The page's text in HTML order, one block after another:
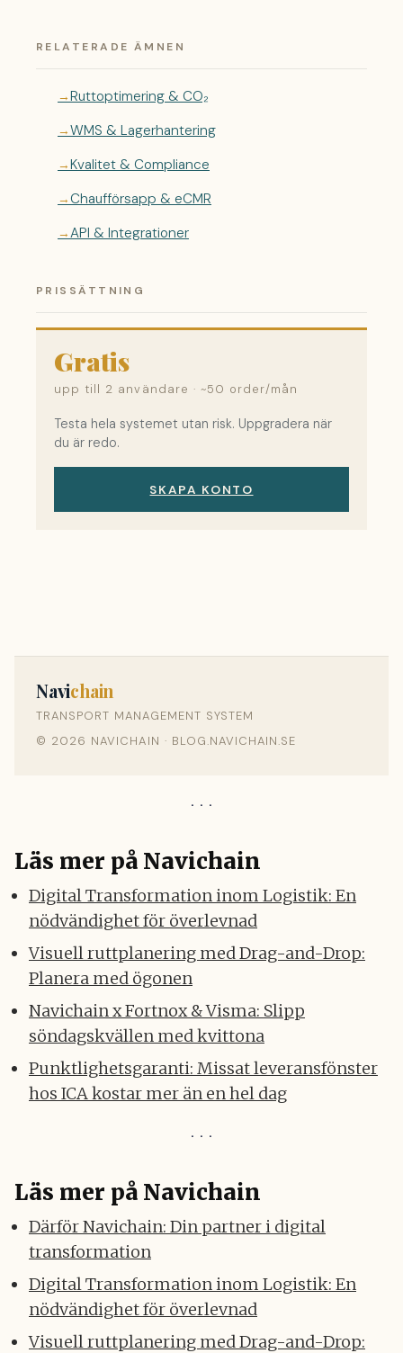
RELATERADE ÄMNEN
Ruttoptimering & CO₂
WMS & Lagerhantering
Kvalitet & Compliance
Chaufförsapp & eCMR
API & Integrationer
PRISSÄTTNING
Gratis
upp till 2 användare · ~50 order/mån
Testa hela systemet utan risk. Uppgradera när
du är redo.
SKAPA KONTO
Navichain
TRANSPORT MANAGEMENT SYSTEM
© 2026 NAVICHAIN · BLOG.NAVICHAIN.SE
Läs mer på Navichain
Digital Transformation inom Logistik: En
nödvändighet för överlevnad
Visuell ruttplanering med Drag-and-Drop:
Planera med ögonen
Navichain x Fortnox & Visma: Slipp
söndagskvällen med kvittona
Punktlighetsgaranti: Missat leveransfönster
hos ICA kostar mer än en hel dag
Läs mer på Navichain
Därför Navichain: Din partner i digital
transformation
Digital Transformation inom Logistik: En
nödvändighet för överlevnad
Visuell ruttplanering med Drag-and-Drop: